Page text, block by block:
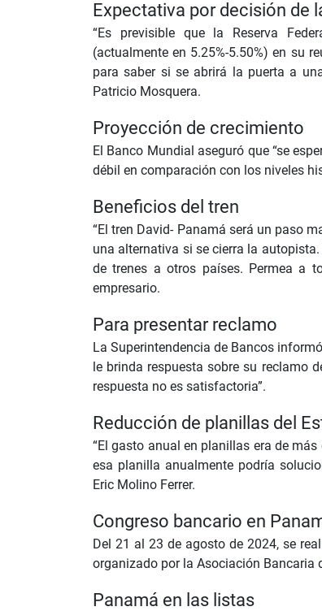
Expectativa por decisión de
“Es previsible que la Reserva
(actualmente en 5.25%-5.50%) en su
para saber si se abrirá la puerta a
Patricio Mosquera.
Proyección de crecimiento
El Banco Mundial aseguró que “se
débil en comparación con los niveles
Beneficios del tren
“El tren David- Panamá será un paso
una alternativa si se cierra la
de trenes a otros países. Permea a
empresario.
Para presentar reclamo
La Superintendencia de Bancos
le brinda respuesta sobre su reclamo
respuesta no es satisfactoria”.
Reducción de planillas del
“El gasto anual en planillas era de
esa planilla anualmente podría
Eric Molino Ferrer.
Congreso bancario en
Del 21 al 23 de agosto de 2024, se
organizado por la Asociación Bancaria
Panamá en las listas